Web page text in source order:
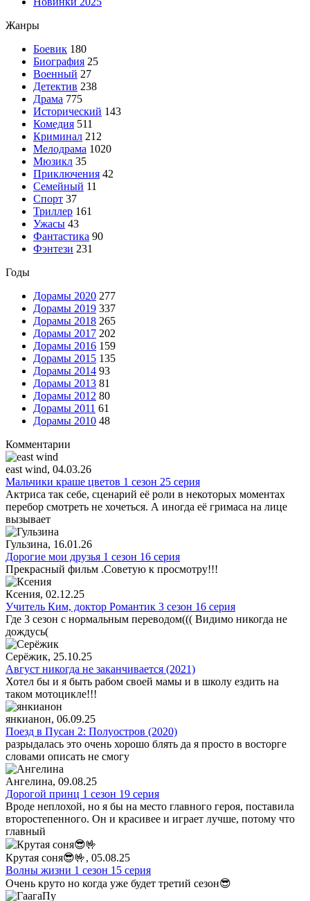
Жанры
Боевик 180
Биография 25
Военный 27
Детектив 238
Драма 775
Исторический 143
Комедия 511
Криминал 212
Мелодрама 1020
Мюзикл 35
Приключения 42
Семейный 11
Спорт 37
Триллер 161
Ужасы 43
Фантастика 90
Фэнтези 231
Годы
Дорамы 2020 277
Дорамы 2019 337
Дорамы 2018 265
Дорамы 2017 202
Дорамы 2016 159
Дорамы 2015 135
Дорамы 2014 93
Дорамы 2013 81
Дорамы 2012 80
Дорамы 2011 61
Дорамы 2010 48
Комментарии
east wind, 04.03.26
Мальчики краше цветов 1 сезон 25 серия
Актриса так себе, сценарий её роли в некоторых моментах
перебор смотреть не хочеться. А иногда её гримаса на лице
вызывает
Гульзина, 16.01.26
Дорогие мои друзья 1 сезон 16 серия
Прекрасный фильм .Советую к просмотру!!!
Ксения, 02.12.25
Учитель Ким, доктор Романтик 3 сезон 16 серия
Где 3 сезон с нормальным переводом((( Видимо никогда не
дождусь(
Серёжик, 25.10.25
Август никогда не заканчивается (2021)
Хотел бы и я быть рабом своей мамы и в школу ездить на
таком мотоцикле!!!
янкианон, 06.09.25
Поезд в Пусан 2: Полуостров (2020)
разрыдалась это очень хорошо блять да я просто в восторге
словами описать не смогу
Ангелина, 09.08.25
Дорогой принц 1 сезон 19 серия
Вроде неплохой, но я бы на место главного героя, поставила
второстепенного. Он и красивее и играет лучше, потому что
главный
Крутая соня😎🤟, 05.08.25
Волны жизни 1 сезон 15 серия
Очень круто но когда уже будет третий сезон😎